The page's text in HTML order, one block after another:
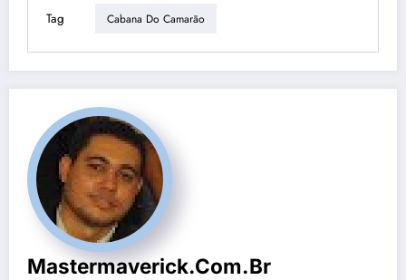
Tag Cabana Do Camarão
Mastermaverick.com.br